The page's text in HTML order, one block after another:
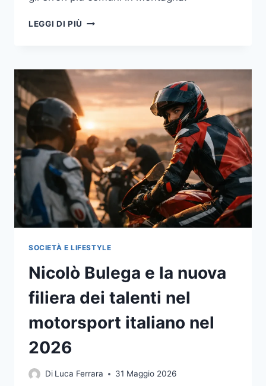
LEGGI DI PIÙ SOCCORSO
NEL
COME
FUNZIONA
DAVVERO,
QUANDO
CHIAMARLO
E
QUALI
ERRORI
EVITARE
IN
MONTAGNA
SOCIETÀ E LIFESTYLE
Nicolò Bulega e la nuova
filiera dei talenti nel
motorsport italiano nel
2026
Di Luca Ferrara 31 Maggio 2026